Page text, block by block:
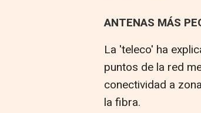
ANTENAS MÁS
La 'teleco' ha
puntos de la red
conectividad a
la fibra.